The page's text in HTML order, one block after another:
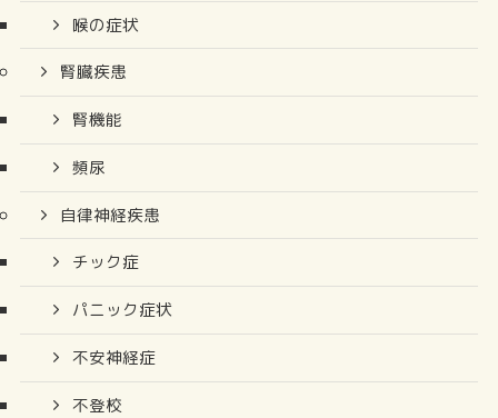
喉の症状
腎臓疾患
腎機能
頻尿
自律神経疾患
チック症
パニック症状
不安神経症
不登校